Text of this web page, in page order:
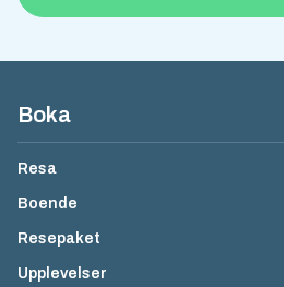
Sidfotsnavigation
Boka
Resa
Boende
Resepaket
Upplevelser